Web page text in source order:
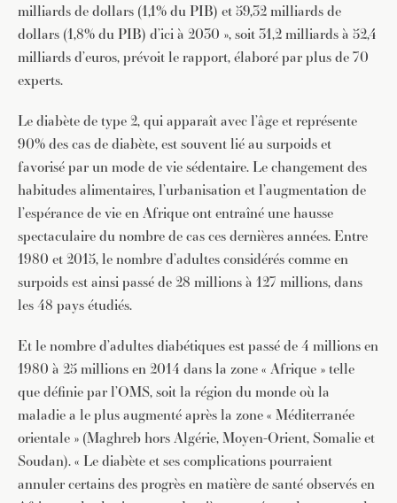
milliards de dollars (1,1% du PIB) et 59,32 milliards de
dollars (1,8% du PIB) d’ici à 2030 », soit 31,2 milliards à 52,4
milliards d’euros, prévoit le rapport, élaboré par plus de 70
experts.
Le diabète de type 2, qui apparaît avec l’âge et représente
90% des cas de diabète, est souvent lié au surpoids et
favorisé par un mode de vie sédentaire. Le changement des
habitudes alimentaires, l’urbanisation et l’augmentation de
l’espérance de vie en Afrique ont entraîné une hausse
spectaculaire du nombre de cas ces dernières années. Entre
1980 et 2015, le nombre d’adultes considérés comme en
surpoids est ainsi passé de 28 millions à 127 millions, dans
les 48 pays étudiés.
Et le nombre d’adultes diabétiques est passé de 4 millions en
1980 à 25 millions en 2014 dans la zone « Afrique » telle
que définie par l’OMS, soit la région du monde où la
maladie a le plus augmenté après la zone « Méditerranée
orientale » (Maghreb hors Algérie, Moyen-Orient, Somalie et
Soudan). « Le diabète et ses complications pourraient
annuler certains des progrès en matière de santé observés en